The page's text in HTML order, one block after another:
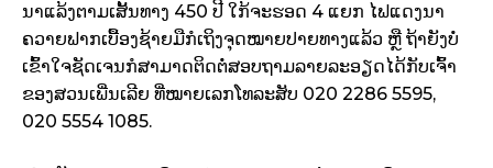
ນາ​ແລ້ງ​ຕາມເສັ້ນ­ທາງ 450 ປີ ໃກ້​ຈະ​ຮອດ 4 ແຍກ ໄຟ​ແດງ​ນາ​
ຄວາຍ​ຟາກ​ເບື້ອງ​ຊ້າຍ​ມື​ກໍ​ເຖິງ​ຈຸດ­ໝາຍ​ປາຍ­ທາງ​ແລ້ວ ຫຼື ຖ້າ​ຍັງ​ບໍ່​
ເຂົ້າໃຈ​ຊັດ​ເຈນ​ກໍ​ສາ­ມາດ​ຕິດ­ຕໍ່​ສອບ​ຖາມລາຍ​ລະ­ອຽດ​ໄດ້​ກັບ​ເຈົ້າ​
ຂອງ​ສວນ​ເພີ່ນເລີຍ ທີ່​ໝາຍ​ເລກ­ໂທລະ­ສັບ 020 2286 5595,
020 5554 1085.